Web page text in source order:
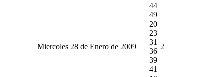
44
49
Miercoles 28 de Enero de 2009
20
23
31
36
39
41
2